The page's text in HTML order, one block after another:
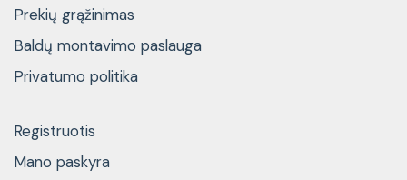
Prekių grąžinimas
Baldų montavimo paslauga
Privatumo politika
Registruotis
Mano paskyra